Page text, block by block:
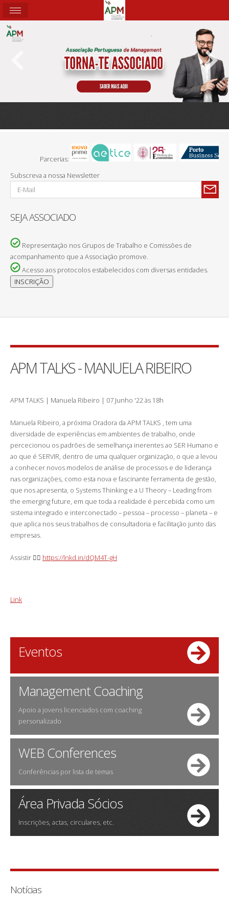
Parcerias:
Subscreva a nossa Newsletter
SEJA ASSOCIADO
Representação nos Grupos de Trabalho e Comissões de
acompanhamento que a Associação promove.
Acesso aos protocolos estabelecidos com diversas entidades.
APM TALKS - MANUELA RIBEIRO
APM TALKS | Manuela Ribeiro | 07 Junho '22 às 18h
Manuela Ribeiro, a próxima Oradora da APM TALKS , tem uma
diversidade de experiências em ambientes de trabalho, onde
percecionou os padrões de semelhança inerentes ao SER Humano e
ao que é SERVIR, dentro de uma qualquer organização, o que a levou
a conhecer novos modelos de análise de processos e de liderança
nas organizações, como esta nova e fascinante ferramenta de gestão,
que nos apresenta, o Systems Thinking e a U Theory – Leading from
the emerging future, em que toda a realidade é percebida como um
sistema integrado e interconectado – pessoa – processo – planeta – e
que aplica nos seus trabalhos de consultadoria e facilitação junto das
empresas.
Assistir 👉🏻 https://lnkd.in/dQM4T-gH
Link
Eventos
Management Coaching
Apoio a jovens licenciados com coaching
personalizado
WEB Conferences
Conferências por lista de temas
Área Privada Sócios
Inscrições, actas, circulares, etc.
Notícias